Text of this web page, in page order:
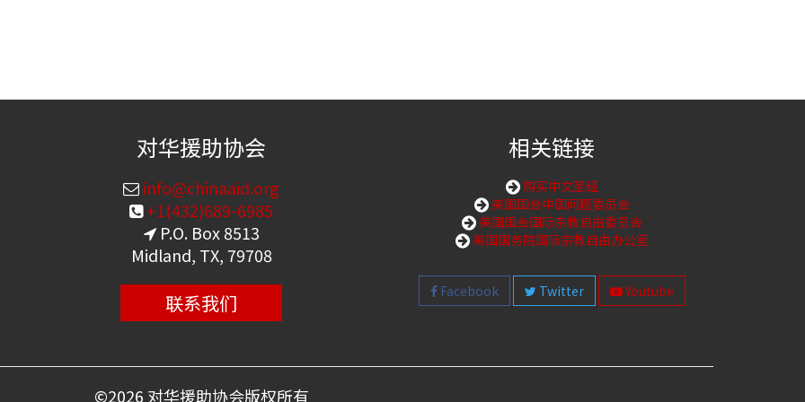
对华援助协会
info@chinaaid.org
+1(432)689-6985
P.O. Box 8513
Midland, TX, 79708
联系我们
相关链接
购买中文圣经
美国国会中国问题委员会
美国国会国际宗教自由委员会
美国国务院国际宗教自由办公室
Facebook Twitter Youtube
©2026 对华援助协会版权所有